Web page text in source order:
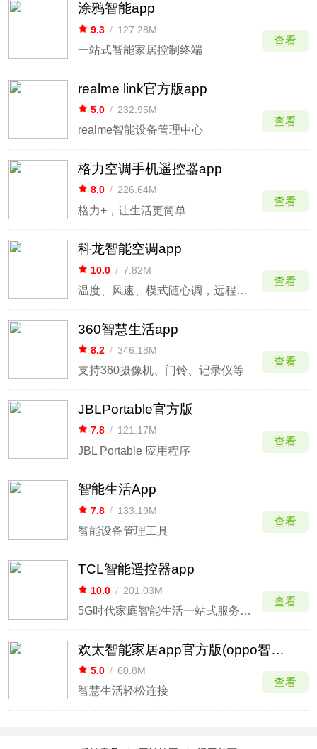
涂鸦智能app
9.3 / 127.28M
一站式智能家居控制终端
查看
realme link官方版app
5.0 / 232.95M
realme智能设备管理中心
查看
格力空调手机遥控器app
8.0 / 226.64M
格力+，让生活更简单
查看
科龙智能空调app
10.0 / 7.82M
温度、风速、模式随心调，远程操控超便捷
查看
360智慧生活app
8.2 / 346.18M
支持360摄像机、门铃、记录仪等
查看
JBLPortable官方版
7.8 / 121.17M
JBL Portable 应用程序
查看
智能生活App
7.8 / 133.19M
智能设备管理工具
查看
TCL智能遥控器app
10.0 / 201.03M
5G时代家庭智能生活一站式服务平台
查看
欢太智能家居app官方版(oppo智能家居)
5.0 / 60.8M
智慧生活轻松连接
查看